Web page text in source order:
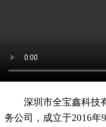
深圳市全宝鑫科技有
务公司，成立于2016年